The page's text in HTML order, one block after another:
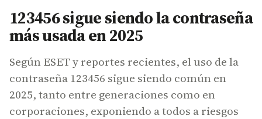
123456 sigue siendo la contraseña
más usada en 2025
Según ESET y reportes recientes, el uso de la
contraseña 123456 sigue siendo común en
2025, tanto entre generaciones como en
corporaciones, exponiendo a todos a riesgos